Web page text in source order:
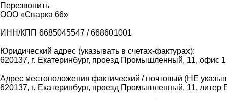
Перезвонить
ООО «Сварка 66»
ИНН/КПП 6685045547 / 668601001
Юридический адрес (указывать в счетах-фактурах):
620137, г. Екатеринбург, проезд Промышленный, 11, офис 1
Адрес местоположения фактический / почтовый (НЕ
620137, г. Екатеринбург, проезд Промышленный, 11, литер